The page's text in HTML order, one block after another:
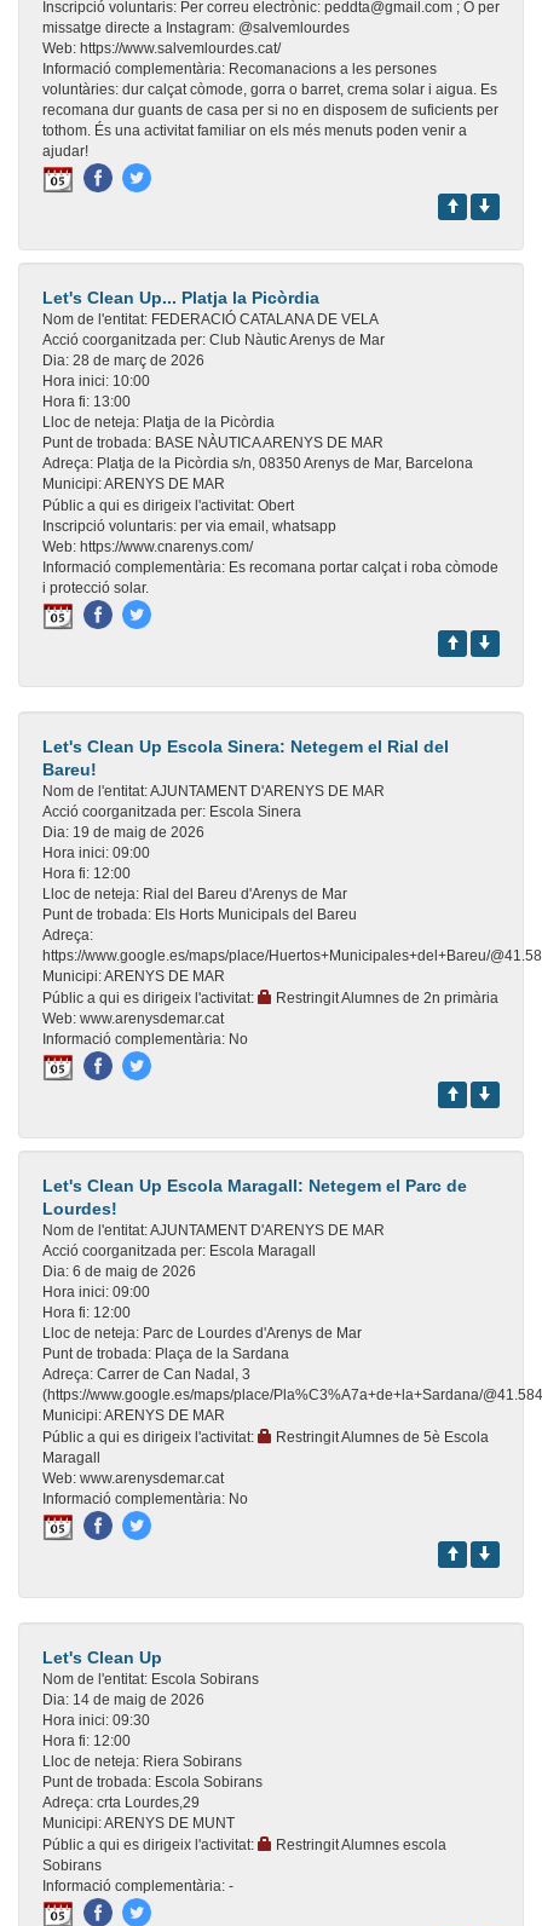
Inscripció voluntaris: Per correu electrònic: peddta@gmail.com ; O per
missatge directe a Instagram: @salvemlourdes
Web: https://www.salvemlourdes.cat/
Informació complementària: Recomanacions a les persones
voluntàries: dur calçat còmode, gorra o barret, crema solar i aigua. Es
recomana dur guants de casa per si no en disposem de suficients per
tothom. És una activitat familiar on els més menuts poden venir a
ajudar!
Let's Clean Up... Platja la Picòrdia
Nom de l'entitat: FEDERACIÓ CATALANA DE VELA
Acció coorganitzada per: Club Nàutic Arenys de Mar
Dia: 28 de març de 2026
Hora inici: 10:00
Hora fi: 13:00
Lloc de neteja: Platja de la Picòrdia
Punt de trobada: BASE NÀUTICA ARENYS DE MAR
Adreça: Platja de la Picòrdia s/n, 08350 Arenys de Mar, Barcelona
Municipi:ARENYS DE MAR
Públic a qui es dirigeix l'activitat: Obert
Inscripció voluntaris: per via email, whatsapp
Web: https://www.cnarenys.com/
Informació complementària: Es recomana portar calçat i roba còmode
i protecció solar.
Let's Clean Up Escola Sinera: Netegem el Rial del
Bareu!
Nom de l'entitat:AJUNTAMENT D'ARENYS DE MAR
Acció coorganitzada per: Escola Sinera
Dia: 19 de maig de 2026
Hora inici: 09:00
Hora fi: 12:00
Lloc de neteja: Rial del Bareu d'Arenys de Mar
Punt de trobada: Els Horts Municipals del Bareu
Adreça:
https://www.google.es/maps/place/Huertos+Municipales+del+Bareu/
Municipi:ARENYS DE MAR
Públic a qui es dirigeix l'activitat:
Restringit Alumnes de 2n primària
Web: www.arenysdemar.cat
Informació complementària: No
Let's Clean Up Escola Maragall: Netegem el Parc de
Lourdes!
Nom de l'entitat:AJUNTAMENT D'ARENYS DE MAR
Acció coorganitzada per: Escola Maragall
Dia: 6 de maig de 2026
Hora inici: 09:00
Hora fi: 12:00
Lloc de neteja: Parc de Lourdes d'Arenys de Mar
Punt de trobada: Plaça de la Sardana
Adreça: Carrer de Can Nadal, 3
(https://www.google.es/maps/place/Pla%C3%A7a+de+la+Sardana/
Municipi:ARENYS DE MAR
Públic a qui es dirigeix l'activitat:
Restringit Alumnes de 5è Escola
Maragall
Web: www.arenysdemar.cat
Informació complementària: No
Let's Clean Up
Nom de l'entitat: Escola Sobirans
Dia: 14 de maig de 2026
Hora inici: 09:30
Hora fi: 12:00
Lloc de neteja: Riera Sobirans
Punt de trobada: Escola Sobirans
Adreça: crta Lourdes,29
Municipi:ARENYS DE MUNT
Públic a qui es dirigeix l'activitat:
Restringit Alumnes escola
Sobirans
Informació complementària: -